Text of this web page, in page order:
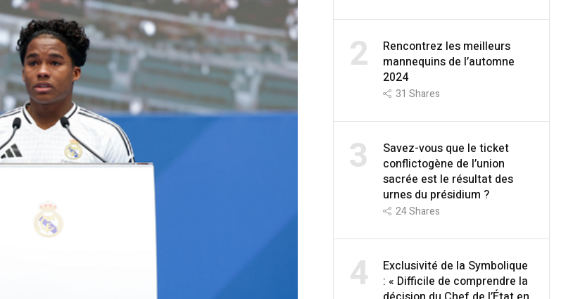
2
Rencontrez les meilleurs
mannequins de l’automne
2024
31 Shares
3
Savez-vous que le ticket
conflictogène de l’union
sacrée est le résultat des
urnes du présidium ?
24Shares
4
Exclusivité de la Symbolique
: « Difficile de comprendre la